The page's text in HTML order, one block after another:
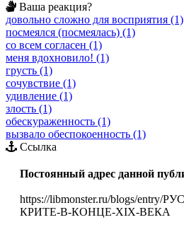
Ваша реакция?
довольно сложно для восприятия (1)
посмеялся (посмеялась) (1)
со всем согласен (1)
меня вдохновило! (1)
грусть (1)
сочувствие (1)
удивление (1)
злость (1)
обескураженность (1)
вызвало обеспокоенность (1)
Ссылка
Постоянный адрес данной
https://libmonster.ru/blogs/entry/
КРИТЕ-В-КОНЦЕ-XIX-ВЕКА